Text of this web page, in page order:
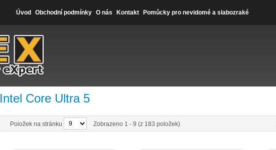
Úvod Obchodní podmínky O nás Kontakt Pomůcky pro nevidomé a slabozraké
Intel Core Ultra 5
Položek na stránku Zobrazeno 1 - 9 (z 183 položek)